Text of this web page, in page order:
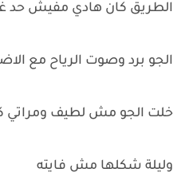
الطريق كان هادي مفيش حد
الجو برد وصوت الرياح مع
خلت الجو مش لطيف ومراتي
وليلة شكلها مش فايته